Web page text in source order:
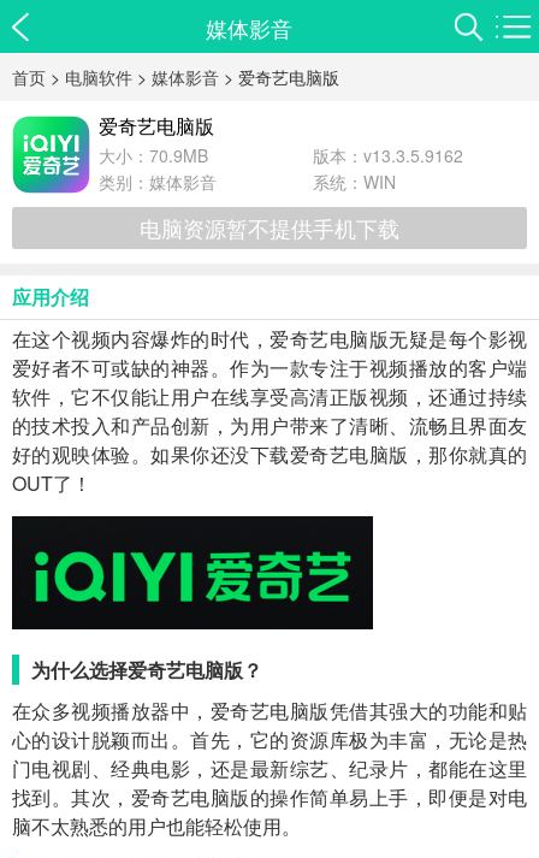
媒体影音
首页 > 电脑软件 > 媒体影音 > 爱奇艺电脑版
爱奇艺电脑版
大小：70.9MB
版本：v13.3.5.9162
类别： 媒体影音 系统：WIN
电脑资源暂不提供手机下载
应用介绍
在这个视频内容爆炸的时代，爱奇艺电脑版无疑是每个影视
爱好者不可或缺的神器。作为一款专注于视频播放的客户端
软件，它不仅能让用户在线享受高清正版视频，还通过持续
的技术投入和产品创新，为用户带来了清晰、流畅且界面友
好的观映体验。如果你还没下载爱奇艺电脑版，那你就真的
OUT了！
为什么选择爱奇艺电脑版？
在众多视频播放器中，爱奇艺电脑版凭借其强大的功能和贴
心的设计脱颖而出。首先，它的资源库极为丰富，无论是热
门电视剧、经典电影，还是最新综艺、纪录片，都能在这里
找到。其次，爱奇艺电脑版的操作简单易上手，即便是对电
脑不太熟悉的用户也能轻松使用。